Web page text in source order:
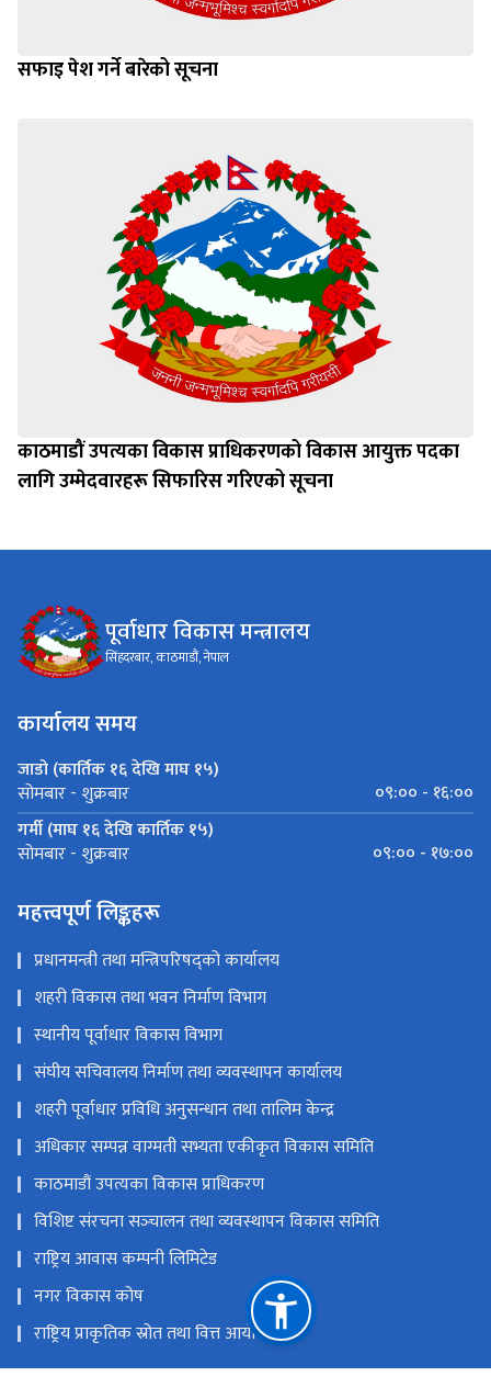
सफाइ पेश गर्ने बारेको सूचना
काठमाडौं उपत्यका विकास प्राधिकरणको विकास आयुक्त पदका
लागि उम्मेदवारहरू सिफारिस गरिएको सूचना
पूर्वाधार विकास मन्त्रालय
सिंहदरबार, काठमाडौं, नेपाल
कार्यालय समय
जाडो (कार्तिक १६ देखि माघ १५)
सोमबार - शुक्रबार
०९:०० - १६:००
गर्मी (माघ १६ देखि कार्तिक १५)
सोमबार - शुक्रबार ०९:०० - १७:००
महत्त्वपूर्ण लिङ्कहरू
प्रधानमन्त्री तथा मन्त्रिपरिषद्को कार्यालय
शहरी विकास तथा भवन निर्माण विभाग
स्थानीय पूर्वाधार विकास विभाग
संघीय सचिवालय निर्माण तथा व्यवस्थापन कार्यालय
शहरी पूर्वाधार प्रविधि अनुसन्धान तथा तालिम केन्द्र
अधिकार सम्पन्न वाग्मती सभ्यता एकीकृत विकास समिति
काठमाडौं उपत्यका विकास प्राधिकरण
विशिष्ट संरचना सञ्‍चालन तथा व्यवस्थापन विकास समिति
राष्ट्रिय आवास कम्पनी लिमिटेड
नगर विकास कोष
राष्ट्रिय प्राकृतिक स्रोत तथा वित्त आयोग